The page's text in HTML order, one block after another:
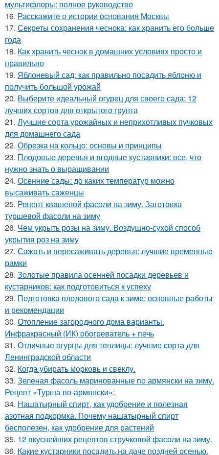
мультифлоры: полное руководство
16. Расскажите о истории основания Москвы
17. Секреты сохранения чеснока: как хранить его больше
года
18. Как хранить чеснок в домашних условиях просто и
правильно
19. Яблоневый сад: как правильно посадить яблоню и
получить большой урожай
20. Выберите идеальный огурец для своего сада: 12
лучших сортов для открытого грунта
21. Лучшие сорта урожайных и неприхотливых пучковых
для домашнего сада
22. Обрезка на кольцо: основы и принципы
23. Плодовые деревья и ягодные кустарники: все, что
нужно знать о выращивании
24. Осенние сады: до каких температур можно
высаживать саженцы
25. Рецепт квашеной фасоли на зиму. Заготовка
туршевой фасоли на зиму
26. Чем укрыть розы на зиму. Воздушно-сухой способ
укрытия роз на зиму
27. Сажать и пересаживать деревья: лучшие временные
рамки
28. Золотые правила осенней посадки деревьев и
кустарников: как подготовиться к успеху
29. Подготовка плодового сада к зиме: основные работы
и рекомендации
30. Отопление загородного дома варианты.
Инфракрасный (ИК) обогреватель + печь
31. Отличные огурцы для теплицы: лучшие сорта для
Ленинградской области
32. Когда убирать морковь и свеклу.
33. Зеленая фасоль маринованные по армянски на зиму.
Рецепт «Турша по-армянски»:
34. Нашатырный спирт, как удобрение и полезная
азотная подкормка. Почему нашатырный спирт
бесполезен, как удобрение для растений
35. 12 вкуснейших рецептов стручковой фасоли на зиму.
36. Какие кустарники посадить на даче поздней осенью.